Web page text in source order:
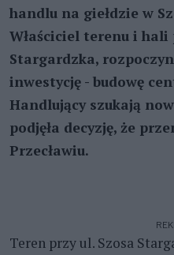
handlu na giełdzie w
Właściciel terenu i hali
Stargardzka,
inwestycję - budowę
Handlujący szukają
podjęła decyzję, że
Przecławiu.
Teren przy ul. Szosa